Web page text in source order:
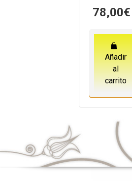
78,00€
Añadir
al
carrito